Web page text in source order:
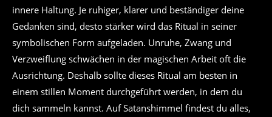
innere Haltung. Je ruhiger, klarer und beständiger deine
Gedanken sind, desto stärker wird das Ritual in seiner
symbolischen Form aufgeladen. Unruhe, Zwang und
Verzweiflung schwächen in der magischen Arbeit oft die
Ausrichtung. Deshalb sollte dieses Ritual am besten in
einem stillen Moment durchgeführt werden, in dem du
dich sammeln kannst. Auf Satanshimmel findest du alles,